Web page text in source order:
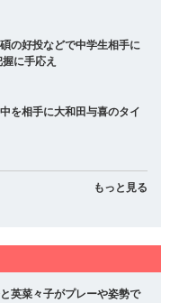
の好投などで中学生相手に
に手応え
を相手に大和田与喜のタイ
もっと見る
英菜々子がプレーや姿勢で